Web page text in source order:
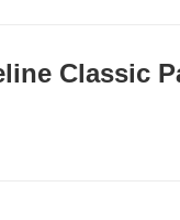
Classic